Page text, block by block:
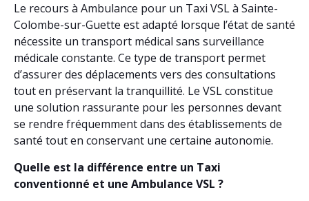
Le recours à Ambulance pour un Taxi VSL à Sainte-
Colombe-sur-Guette est adapté lorsque l’état de santé
nécessite un transport médical sans surveillance
médicale constante. Ce type de transport permet
d’assurer des déplacements vers des consultations
tout en préservant la tranquillité. Le VSL constitue
une solution rassurante pour les personnes devant
se rendre fréquemment dans des établissements de
santé tout en conservant une certaine autonomie.
Quelle est la différence entre un Taxi
conventionné et une Ambulance VSL ?